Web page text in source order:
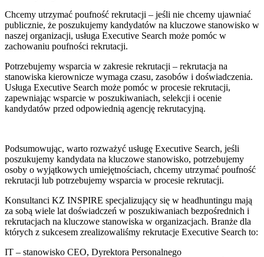
Chcemy utrzymać poufność rekrutacji – jeśli nie chcemy ujawniać
publicznie, że poszukujemy kandydatów na kluczowe stanowisko w
naszej organizacji, usługa Executive Search może pomóc w
zachowaniu poufności rekrutacji.
Potrzebujemy wsparcia w zakresie rekrutacji – rekrutacja na
stanowiska kierownicze wymaga czasu, zasobów i doświadczenia.
Usługa Executive Search może pomóc w procesie rekrutacji,
zapewniając wsparcie w poszukiwaniach, selekcji i ocenie
kandydatów przed odpowiednią agencję rekrutacyjną.
Podsumowując, warto rozważyć usługę Executive Search, jeśli
poszukujemy kandydata na kluczowe stanowisko, potrzebujemy
osoby o wyjątkowych umiejętnościach, chcemy utrzymać poufność
rekrutacji lub potrzebujemy wsparcia w procesie rekrutacji.
Konsultanci KZ INSPIRE specjalizujący się w headhuntingu mają
za sobą wiele lat doświadczeń w poszukiwaniach bezpośrednich i
rekrutacjach na kluczowe stanowiska w organizacjach. Branże dla
których z sukcesem zrealizowaliśmy rekrutacje Executive Search to:
IT – stanowisko CEO, Dyrektora Personalnego